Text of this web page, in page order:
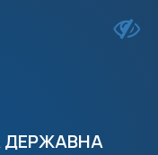
ДЕРЖАВНА